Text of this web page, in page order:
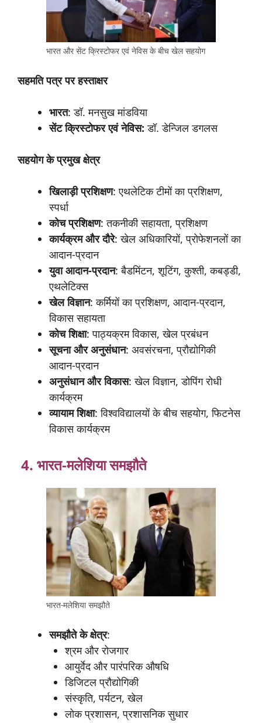
भारत और सेंट क्रिस्टोफर एवं नेविस के बीच खेल सहयोग
सहमति पत्र पर हस्ताक्षर
भारत: डॉ. मनसुख मांडविया
सेंट क्रिस्टोफर एवं नेविस: डॉ. डेन्जिल डगलस
सहयोगकेप्रमुखक्षेत्र
खिलाड़ीप्रशिक्षण: एथलेटिक टीमों का प्रशिक्षण,
स्पर्धा
कोचप्रशिक्षण: तकनीकी सहायता, प्रशिक्षण
कार्यक्रमऔरदौरे: खेल अधिकारियों, प्रोफेशनलों का
आदान-प्रदान
युवाआदान-प्रदान: बैडमिंटन, शूटिंग, कुश्ती, कबड्डी,
एथलेटिक्स
खेलविज्ञान: कर्मियों का प्रशिक्षण, आदान-प्रदान,
विकास सहायता
कोचशिक्षा: पाठ्यक्रम विकास, खेल प्रबंधन
सूचनाऔरअनुसंधान: अवसंरचना, प्रौद्योगिकी
आदान-प्रदान
अनुसंधानऔरविकास: खेल विज्ञान, डोपिंग रोधी
कार्यक्रम
व्यायामशिक्षा: विश्वविद्यालयों के बीच सहयोग, फिटनेस
विकास कार्यक्रम
4. भारत-मलेशियासमझौते
भारत-मलेशिया समझौते
समझौतेकेक्षेत्र:
श्रम और रोजगार
आयुर्वेद और पारंपरिक औषधि
डिजिटल प्रौद्योगिकी
संस्कृति, पर्यटन, खेल
लोक प्रशासन, प्रशासनिक सुधार